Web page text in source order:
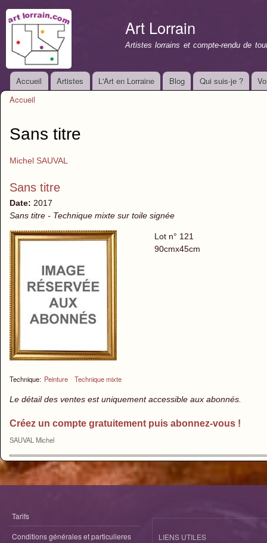
Art Lorrain
Artistes lorrains et compte-rendu de
Menu principal
Accueil Artistes L'Art en Lorraine Blog Qui suis-je ?
Accueil
Sans titre
Michel SAUVAL
Sans titre
Date: 2017
Sans titre - Technique mixte sur toile signée
Technique: Peinture Technique mixte
Lot n° 121
90cmx45cm
Le détail des ventes est uniquement accessible aux abonnés.
Créez un compte gratuitement puis abonnez-vous !
SAUVAL Michel
Tarifs
Conditions générales et particulieres
LIENS UTILES